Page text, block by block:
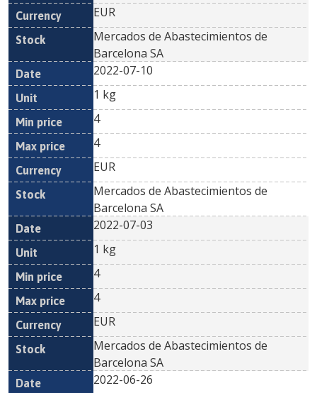
EUR
Mercados de Abastecimientos de
Barcelona SA
2022-07-10
1 kg
4
4
EUR
Mercados de Abastecimientos de
Barcelona SA
2022-07-03
1 kg
4
4
EUR
Mercados de Abastecimientos de
Barcelona SA
2022-06-26